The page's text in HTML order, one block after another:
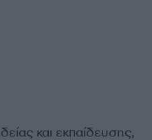
και εκπαίδευσης,